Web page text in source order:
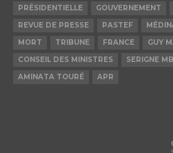
PRÉSIDENTIELLE
GOUVERNEMENT
REVUE DE PRESSE
PASTEF
MORT
TRIBUNE FRANCE
GUY
CONSEIL DES MINISTRES
SERIGNE
AMINATA TOURÉ
APR